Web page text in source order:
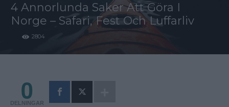
4 Annorlunda Saker Att Göra I
Norge – Safari, Fest Och Luffarliv
2804
0
DELNINGAR